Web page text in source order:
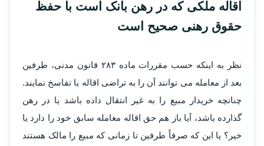
اقاله ملکی که در رهن بانک است با حفظ
حقوق رهنی صحیح است
نظر به اینکه حسب مقررات ماده ۲۸۳ قانون مدنی، طرفین
بعد از معامله می توانند آن را به تراضی اقاله یا تفاسخ نمایند.
چنانچه خریدار مبیع را به غیر انتقال داده باشد یا در رهن
گذارده باشد، آیا باز هم حق اقاله معامله سابق خود را دارد یا
خیر؟ یا این که صرفاً طرفین تا زمانی که مبیع را مالک هستند